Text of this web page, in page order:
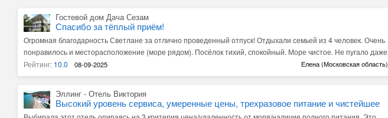
Гостевой дом Дача Сезам
Спасибо за тёплый приём!
Огромная благодарность Светлане за отлично проведенный отпуск! Отдыхали семьей из 4 человек. Очень
понравилось и месторасположение (море рядом). Посёлок тихий, спокойный. Море чистое. Не пугало даже
то, что с моря поднимались в горку. Но оно того стоило. На Даче Сезам всё сделано "по уму". Домики
расположены так, что с остальными постояльцами мы почти не встречались. У каждой семьи своя
домика. Номер просторный. Есть всё для комфортного проживания. Вода в любое время суток, свет,
заботливая хозяйка. Магазины, аптека, рынок в шаговой доступности. Пляж чистый, море великолепное. С
Рейтинг: 10.0 08-09-2025 Елена (Московская область)
Эллинг - Отель Виктория
Высокий уровень сервиса, умеренные цены, трехразовое питание и чистейшее
моря в одном шаге от апартаментов.